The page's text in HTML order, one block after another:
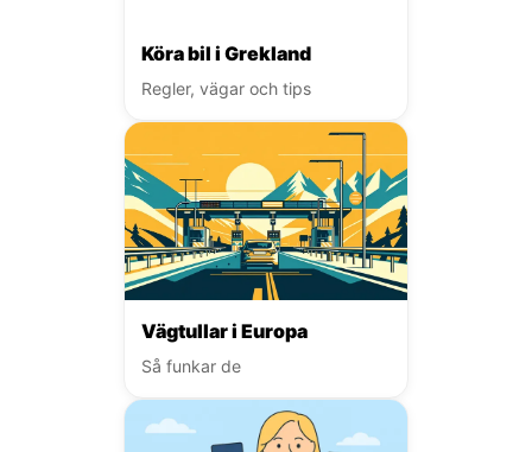
Köra bil i Grekland
Regler, vägar och tips
Vägtullar i Europa
Så funkar de